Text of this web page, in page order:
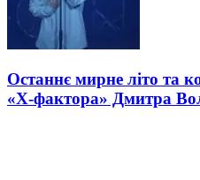
Останнє мирне літо та
«Х-фактора» Дмитра